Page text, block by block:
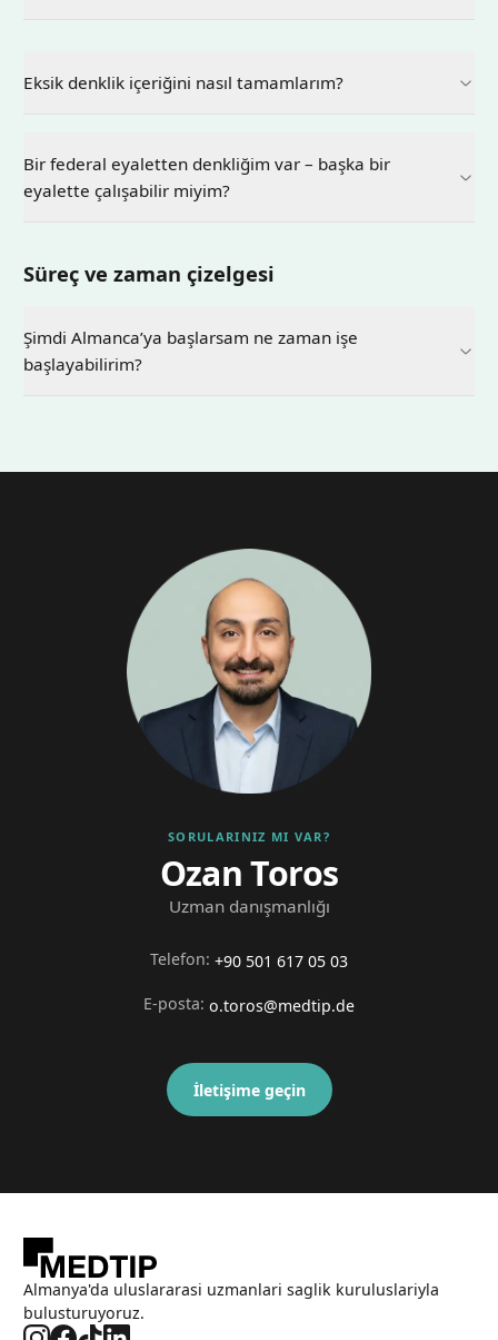
Eksik denklik içeriğini nasıl tamamlarım?
Bir federal eyaletten denkliğim var – başka bir
eyalette çalışabilir miyim?
Süreç ve zaman çizelgesi
Şimdi Almanca’ya başlarsam ne zaman işe
başlayabilirim?
SORULARINIZ MI VAR?
Ozan Toros
Uzman danışmanlığı
Telefon: +90 501 617 05 03
E-posta: o.toros@medtip.de
İletişime geçin
Almanya'da uluslararasi uzmanlari saglik kuruluslariyla
bulusturuyoruz.